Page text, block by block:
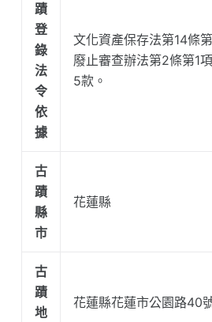
蹟
登
錄
法
令
依
據
文化資產保存法第14條
廢止審查辦法第2條第1
5款。
古
蹟
縣
市
花蓮縣
古
蹟
地
花蓮縣花蓮市公園路40